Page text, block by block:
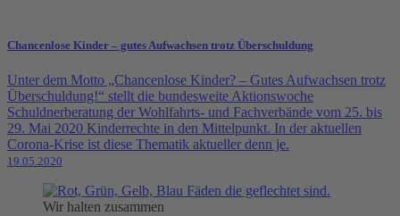
Chancenlose Kinder – gutes Aufwachsen trotz Überschuldung
Unter dem Motto „Chancenlose Kinder? – Gutes Aufwachsen trotz
Überschuldung!“ stellt die bundesweite Aktionswoche
Schuldnerberatung der Wohlfahrts- und Fachverbände vom 25. bis
29. Mai 2020 Kinderrechte in den Mittelpunkt. In der aktuellen
Corona-Krise ist diese Thematik aktueller denn je.
19.05.2020
Wir halten zusammen